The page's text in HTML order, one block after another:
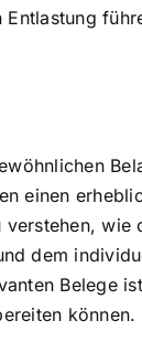
einen
wie
dem
Belege
können.